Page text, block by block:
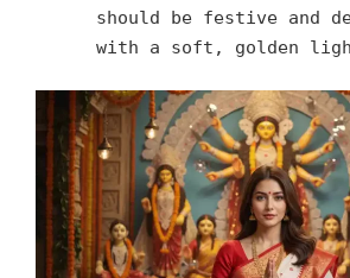
should be festive and
with a soft, golden